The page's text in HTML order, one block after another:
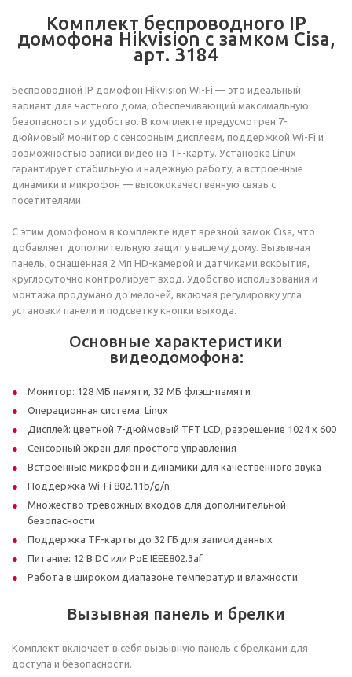
Комплект беспроводного IP
домофона Hikvision с замком Cisa,
арт. 3184
Беспроводной IP домофон Hikvision Wi-Fi — это идеальный
вариант для частного дома, обеспечивающий максимальную
безопасность и удобство. В комплекте предусмотрен 7-
дюймовый монитор с сенсорным дисплеем, поддержкой Wi-Fi и
возможностью записи видео на TF-карту. Установка Linux
гарантирует стабильную и надежную работу, а встроенные
динамики и микрофон — высококачественную связь с
посетителями.
С этим домофоном в комплекте идет врезной замок Cisa, что
добавляет дополнительную защиту вашему дому. Вызывная
панель, оснащенная 2 Мп HD-камерой и датчиками вскрытия,
круглосуточно контролирует вход. Удобство использования и
монтажа продумано до мелочей, включая регулировку угла
установки панели и подсветку кнопки выхода.
Основные характеристики
видеодомофона:
Монитор: 128 МБ памяти, 32 МБ флэш-памяти
Операционная система: Linux
Дисплей: цветной 7-дюймовый TFT LCD, разрешение 1024 x 600
Сенсорный экран для простого управления
Встроенные микрофон и динамики для качественного звука
Поддержка Wi-Fi 802.11b/g/n
Множество тревожных входов для дополнительной
безопасности
Поддержка TF-карты до 32 ГБ для записи данных
Питание: 12 В DC или PoE IEEE802.3af
Работа в широком диапазоне температур и влажности
Вызывная панель и брелки
Комплект включает в себя вызывную панель с брелками для
доступа и безопасности.